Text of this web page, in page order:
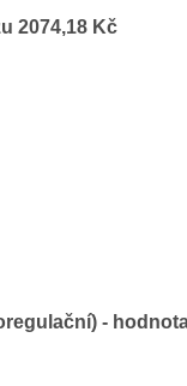
2074,18 Kč
-